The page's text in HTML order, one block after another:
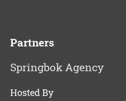
Partners
Springbok Agency
Hosted By